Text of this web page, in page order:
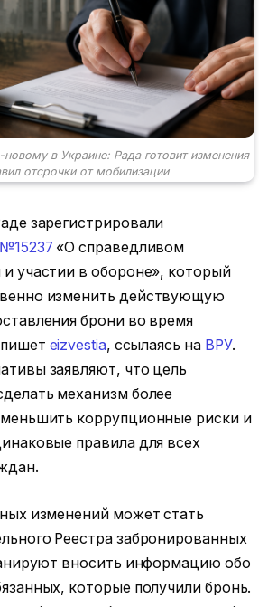
в Украине: Рада готовит изменения
отсрочки от мобилизации
зарегистрировали
№15237 «О справедливом
участии в обороне», который
изменить действующую
брони во время
eizvestia, ссылаясь на ВРУ.
заявляют, что цель
механизм более
коррупционные риски и
правила для всех
изменений может стать
Реестра забронированных
вносить информацию обо
которые получили бронь.